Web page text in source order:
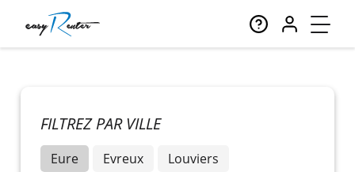
FILTREZ PAR VILLE
Eure Evreux
Louviers